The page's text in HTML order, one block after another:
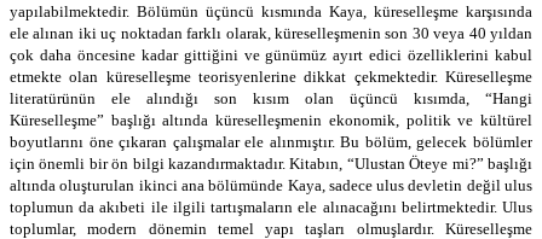
yapılabilmektedir. Bölümün üçüncü kısmında Kaya, küreselleşme karşısında
ele alınan iki uç noktadan farklı olarak, küreselleşmenin son 30 veya 40 yıldan
çok daha öncesine kadar gittiğini ve günümüz ayırt edici özelliklerini kabul
etmekte olan küreselleşme teorisyenlerine dikkat çekmektedir. Küreselleşme
literatürünün ele alındığı son kısım olan üçüncü kısımda, “Hangi
Küreselleşme” başlığı altında küreselleşmenin ekonomik, politik ve kültürel
boyutlarını öne çıkaran çalışmalar ele alınmıştır. Bu bölüm, gelecek bölümler
için önemli bir ön bilgi kazandırmaktadır. Kitabın, “Ulustan Öteye mi?” başlığı
altında oluşturulan ikinci ana bölümünde Kaya, sadece ulus devletin değil ulus
toplumun da akıbeti ile ilgili tartışmaların ele alınacağını belirtmektedir. Ulus
toplumlar, modern dönemin temel yapı taşları olmuşlardır. Küreselleşme